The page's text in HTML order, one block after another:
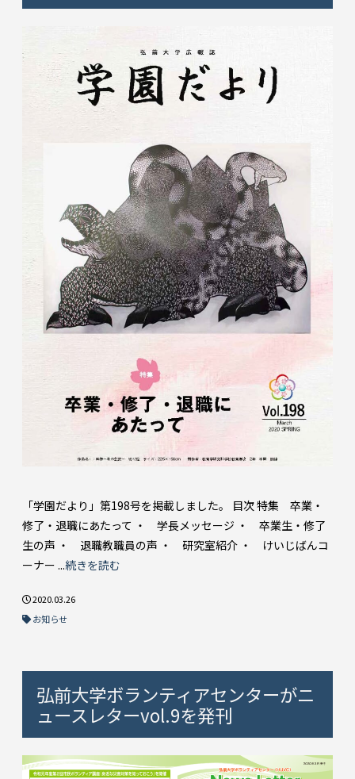
「学園だより」第198号を掲載しました。 目次 特集 卒業・
修了・退職にあたって ・ 学長メッセージ ・ 卒業生・修了
生の声 ・ 退職教職員の声 ・ 研究室紹介 ・ けいじばんコ
ーナー ...続きを読む
2020.03.26
お知らせ
弘前大学ボランティアセンターがニ
ュースレターvol.9を発刊